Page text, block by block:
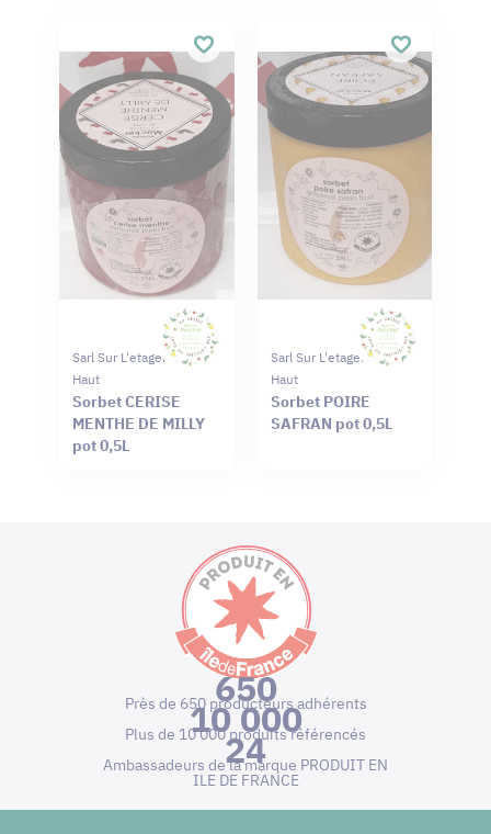
Sarl Sur L'etagere Du
Haut
Sorbet CERISE
MENTHE DE MILLY
pot 0,5L
Sarl Sur L'etagere Du
Haut
Sorbet POIRE
SAFRAN pot 0,5L
650
Près de 650 producteurs adhérents
10 000
Plus de 10 000 produits référencés
24
Ambassadeurs de la marque PRODUIT EN
ILE DE FRANCE